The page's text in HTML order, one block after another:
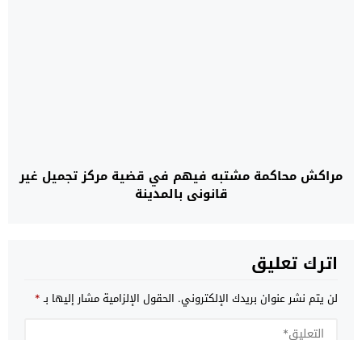
مراكش محاكمة مشتبه فيهم في قضية مركز تجميل غير
قانوني بالمدينة
اترك تعليق
لن يتم نشر عنوان بريدك الإلكتروني. الحقول الإلزامية مشار إليها بـ*